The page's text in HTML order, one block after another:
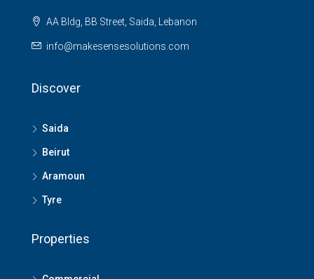
AA Bldg, BB Street, Saida, Lebanon
info@makesensesolutions.com
Discover
Saida
Beirut
Aramoun
Tyre
Properties